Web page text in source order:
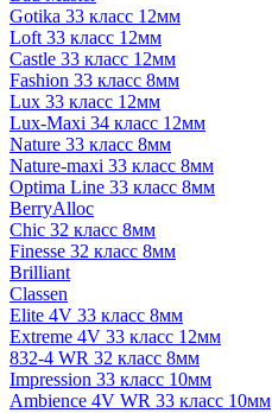
Gotika 33 класс 12мм
Loft 33 класс 12мм
Castle 33 класс 12мм
Fashion 33 класс 8мм
Lux 33 класс 12мм
Lux-Maxi 34 класс 12мм
Nature 33 класс 8мм
Nature-maxi 33 класс 8мм
Optima Line 33 класс 8мм
BerryAlloc
Chic 32 класс 8мм
Finesse 32 класс 8мм
Brilliant
Classen
Elite 4V 33 класс 8мм
Extreme 4V 33 класс 12мм
832-4 WR 32 класс 8мм
Impression 33 класс 10мм
Ambience 4V WR 33 класс 10мм